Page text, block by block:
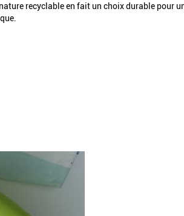
recyclable en fait un choix durable pour